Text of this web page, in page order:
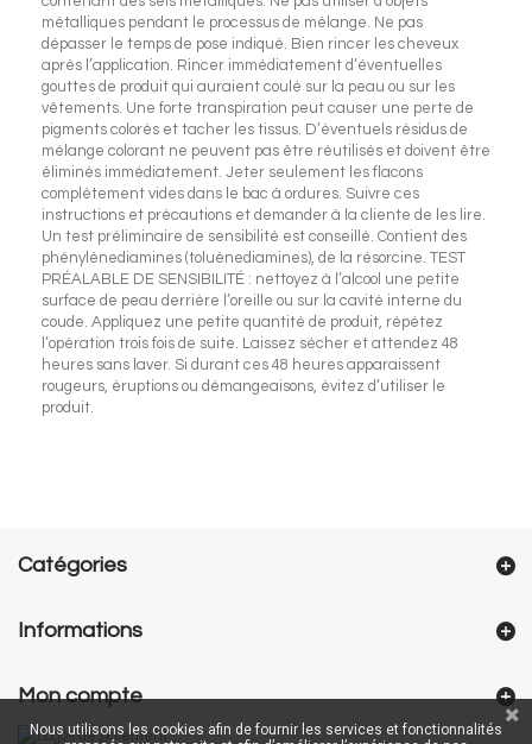
métalliques pendant le processus de mélange. Ne pas
dépasser le temps de pose indiqué. Bien rincer les cheveux
après l’application. Rincer immédiatement d’éventuelles
gouttes de produit qui auraient coulé sur la peau ou sur les
vêtements. Une forte transpiration peut causer une perte de
pigments colorés et tacher les tissus. D’éventuels résidus de
mélange colorant ne peuvent pas être réutilisés et doivent être
éliminés immédiatement. Jeter seulement les flacons
complètement vides dans le bac à ordures. Suivre ces
instructions et précautions et demander à la cliente de les lire.
Un test préliminaire de sensibilité est conseillé. Contient des
phénylènediamines (toluènediamines), de la résorcine. TEST
PRÉALABLE DE SENSIBILITÉ : nettoyez à l’alcool une petite
surface de peau derrière l’oreille ou sur la cavité interne du
coude. Appliquez une petite quantité de produit, répétez
l’opération trois fois de suite. Laissez sécher et attendez 48
heures sans laver. Si durant ces 48 heures apparaissent
rougeurs, éruptions ou démangeaisons, évitez d’utiliser le
produit.
Catégories
Informations
Mon compte
Nous utilisons les cookies afin de fournir les services et fonctionnalités